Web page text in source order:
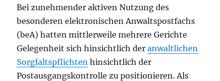
Bei zunehmender aktiven Nutzung des
besonderen elektronischen Anwaltspostfachs
(beA) hatten mittlerweile mehrere Gerichte
Gelegenheit sich hinsichtlich deranwaltlichen
Sorgfaltspflichten hinsichtlich der
Postausgangskontrolle zu positionieren. Als